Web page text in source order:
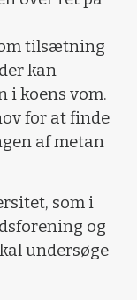
tilsætning
kan
i koens vom.
for at finde
af metan
som i
og
undersøge